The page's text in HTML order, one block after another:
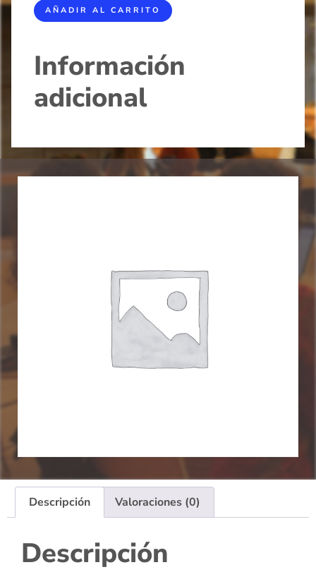
AÑADIR AL CARRITO
Información
adicional
Descripción Valoraciones (0)
Descripción